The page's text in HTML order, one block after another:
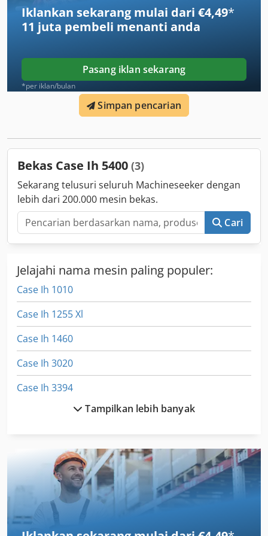
Iklankan sekarang mulai dari €4,49*
11 juta pembeli menanti anda
Pasang iklan sekarang
*per iklan/bulan
Simpan pencarian
Bekas Case Ih 5400 (3)
Sekarang telusuri seluruh Machineseeker dengan
lebih dari 200.000 mesin bekas.
Cari
Jelajahi nama mesin paling populer:
Case Ih 1010
Case Ih 1255 Xl
Case Ih 1460
Case Ih 3020
Case Ih 3394
Case Ih 4230
Case Ih 4420
Case Ih 496
Tampilkan lebih banyak